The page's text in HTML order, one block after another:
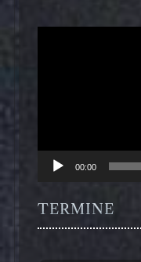
00:00
TERMINE